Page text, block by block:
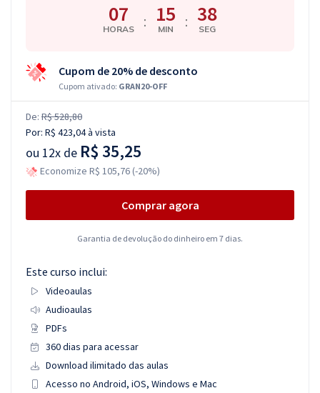
07
HORAS : 15
MIN : 37
SEG
Cupom de 20% de desconto
Cupom ativado: GRAN20-OFF
De: R$ 528,80
Por: R$ 423,04à vista
ou 12x de R$ 35,25
Economize R$ 105,76 (-20%)
Comprar agora
Garantia de devolução do dinheiro em 7 dias.
Este curso inclui:
Videoaulas
Audioaulas
PDFs
360 dias para acessar
Download ilimitado das aulas
Acesso no Android, iOS, Windows e Mac